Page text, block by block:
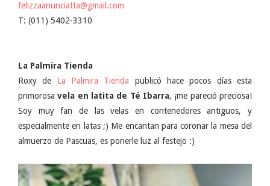
felizzaanunciatta@gmail.com
T: (011) 5402-3310
La Palmira Tienda
Roxy de La Palmira Tienda publicó hace pocos días esta
primorosavela en latita de Té Ibarra, ¡me pareció preciosa!
Soy muy fan de las velas en contenedores antiguos, y
especialmente en latas ;) Me encantan para coronar la mesa del
almuerzo de Pascuas, es ponerle luz al festejo :)